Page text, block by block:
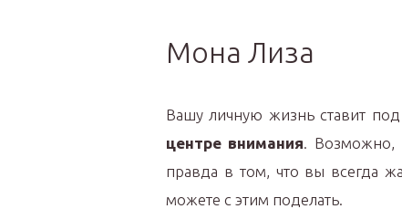
Мона Лиза
Вашу личную жизнь ставит под
центре внимания. Возможно,
правда в том, что вы всегда
можете с этим поделать.